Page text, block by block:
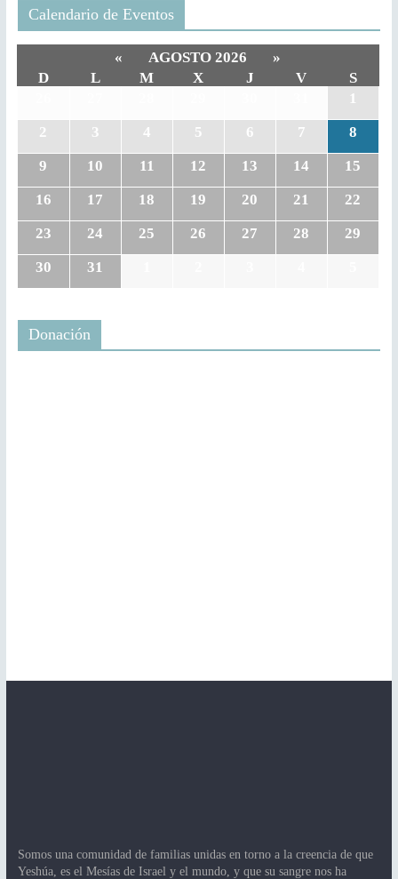
Calendario de Eventos
« AGOSTO 2026
»
D
L M X J V
S
1
2
3 4 5 6 7
8
9
10 11 12 13 14
15
16
17 18 19 20 21
22
23
24 25 26 27 28
29
30
31
Donación
Somos una comunidad de familias unidas en torno a la creencia de que
Yeshúa, es el Mesías de Israel y el mundo, y que su sangre nos ha